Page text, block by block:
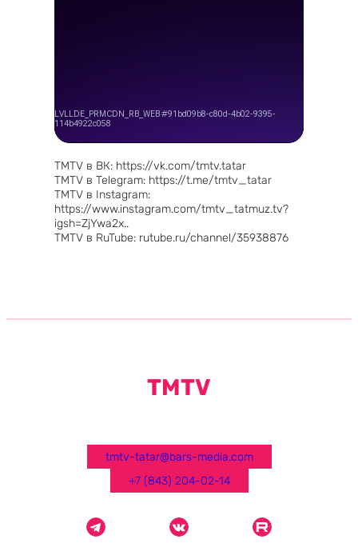
TMTV в ВК: https://vk.com/tmtv.tatar
TMTV в Telegram: https://t.me/tmtv_tatar
TMTV в Instagram:
https://www.instagram.com/tmtv_tatmuz.tv?
igsh=ZjYwa2x..
TMTV в RuTube: rutube.ru/channel/35938876
TMTV
tmtv-tatar@bars-media.com
+7 (843) 204-02-14